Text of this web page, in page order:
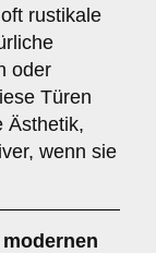
rustikale
oder
Türen
Ästhetik,
wenn sie
modernen